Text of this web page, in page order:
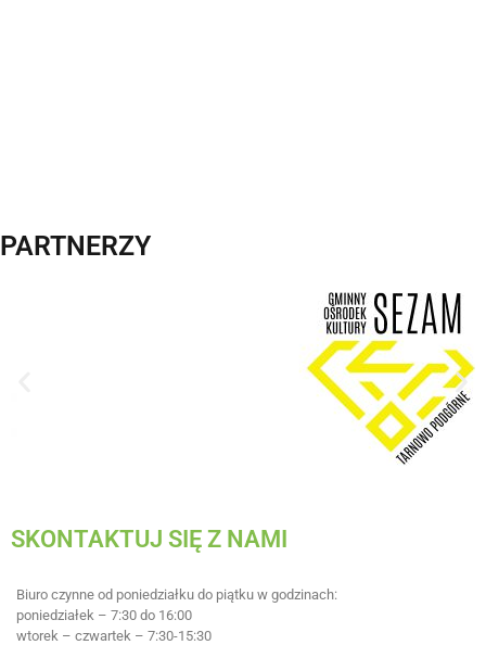
PARTNERZY
SKONTAKTUJ SIĘ Z NAMI
Biuro czynne od poniedziałku do piątku w godzinach:
poniedziałek – 7:30 do 16:00
wtorek – czwartek – 7:30-15:30